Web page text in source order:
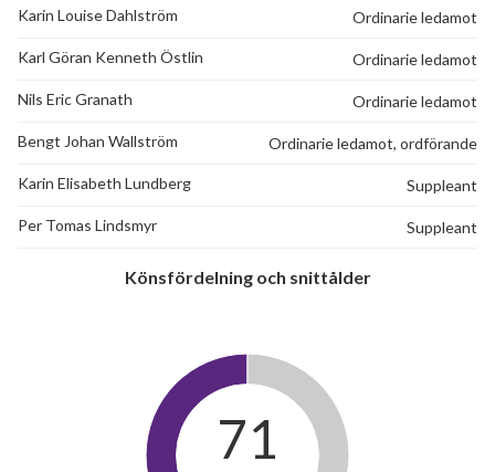
Karin Louise Dahlström Ordinarie ledamot
Karl Göran Kenneth Östlin Ordinarie ledamot
Nils Eric Granath Ordinarie ledamot
Bengt Johan Wallström Ordinarie ledamot, ordförande
Karin Elisabeth Lundberg Suppleant
Per Tomas Lindsmyr Suppleant
Könsfördelning och snittålder
71